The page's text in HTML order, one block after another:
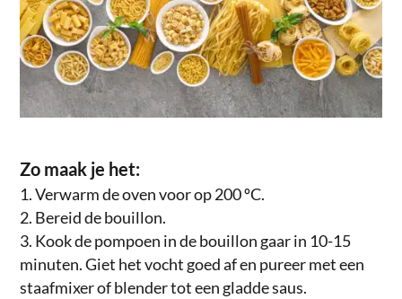
Zo maak je het:
Verwarm de oven voor op 200 ºC.
Bereid de bouillon.
Kook de pompoen in de bouillon gaar in 10-15
minuten. Giet het vocht goed af en pureer met een
staafmixer of blender tot een gladde saus.